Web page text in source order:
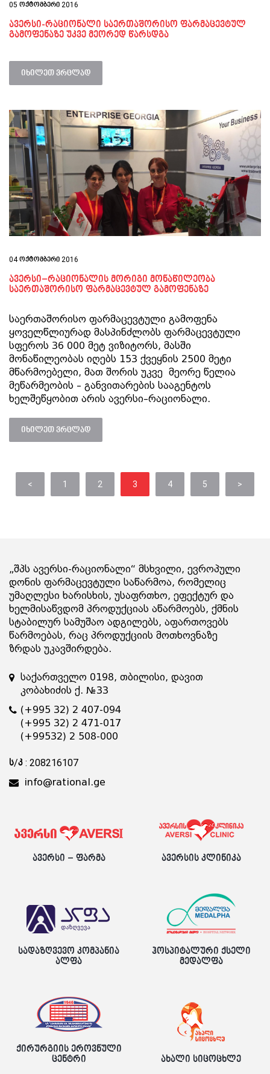
05 ოქტომბერი 2016
ავერსი-რაციონალი საერთაშორისო ფარმაცევტულ
გამოფენაზე უკვე მეორედ წარსდგა
იხილეთ ვრცლად
04 ოქტომბერი 2016
ავერსი–რაციონალის მორიგი მონაწილეობა
საერთაშორისო ფარმაცევტულ გამოფენაზე
საერთაშორისო ფარმაცევტული გამოფენა
ყოველწლიურად მასპინძლობს ფარმაცევტული
სფეროს 36 000 მეტ ვიზიტორს, მასში
მონაწილეობას იღებს 153 ქვეყნის 2500 მეტი
მწარმოებელი, მათ შორის უკვე მეორე წელია
მეწარმეობის – განვითარების სააგენტოს
ხელშეწყობით არის ავერსი–რაციონალი.
იხილეთ ვრცლად
< 1 2 3 4 5 >
„შპს ავერსი-რაციონალი“ მსხვილი, ევროპული
დონის ფარმაცევტული საწარმოა, რომელიც
უმაღლესი ხარისხის, უსაფრთხო, ეფექტურ და
ხელმისაწვდომ პროდუქციას აწარმოებს, ქმნის
სტაბილურ სამუშაო ადგილებს, აფართოვებს
წარმოებას, რაც პროდუქციის მოთხოვნაზე
ზრდას უკავშირდება.
საქართველო 0198, თბილისი, დავით
კობახიძის ქ. №33
(+995 32) 2 407-094
(+995 32) 2 471-017
(+99532) 2 508-000
ს/კ : 208216107
info@rational.ge
ავერსი – ფარმა ავერსის კლინიკა
სადაზღვევო კომპანია
ალფა
ჰოსპიტალური ქსელი
მედალფა
ქირურგიის ეროვნული
ცენტრი
ახალი სიცოცხლე